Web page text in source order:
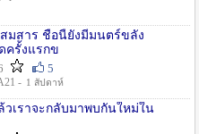
มสาร ชื่อนี้ยังมีมนตร์ขลัง
ครั้งแรกข
5
- 1 สัปดาห์
ล้วเราจะกลับมาพบกันใหม่ใน